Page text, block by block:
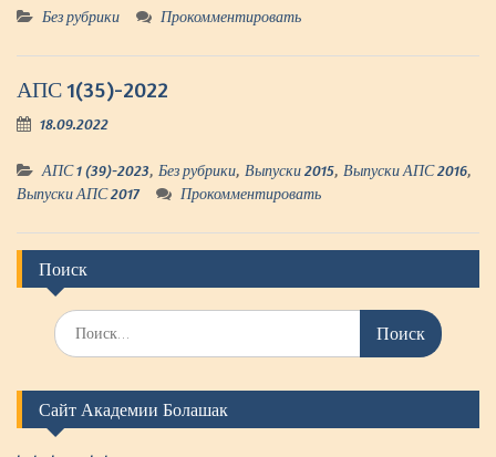
Без рубрики Прокомментировать
АПС 1(35)-2022
18.09.2022
АПС 1 (39)-2023, Без рубрики, Выпуски 2015, Выпуски АПС 2016,
Выпуски АПС 2017
Прокомментировать
Поиск
И
с
а
т
ь
Сайт Академии Болашак